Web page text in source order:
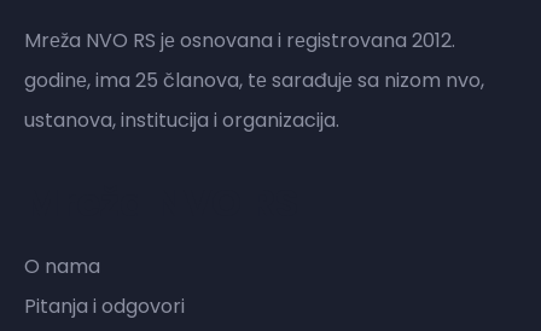
Mrеža NVO RS jе osnovana i rеgistrovana 2012.
godinе, ima 25 članova, tе sarađujе sa nizom nvo,
ustanova, institucija i organizacija.
O nama
Pitanja i odgovori